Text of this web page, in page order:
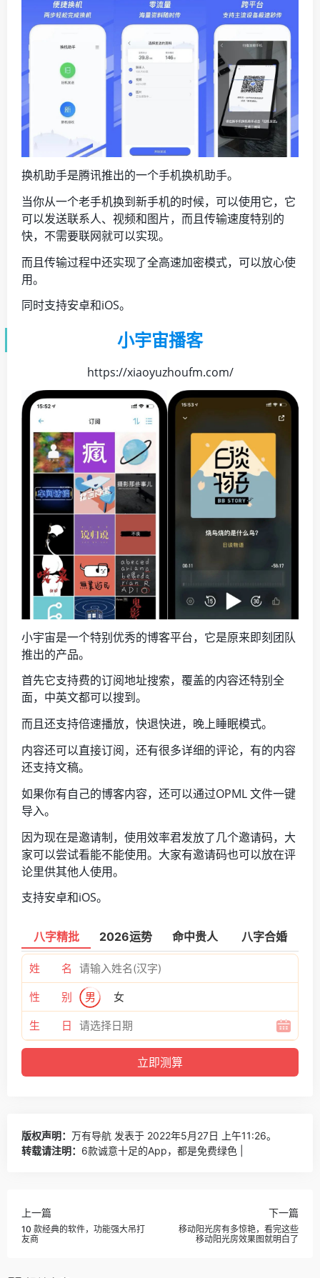
换机助手是腾讯推出的一个手机换机助手。
当你从一个老手机换到新手机的时候，可以使用它，它
可以发送联系人、视频和图片，而且传输速度特别的
快，不需要联网就可以实现。
而且传输过程中还实现了全高速加密模式，可以放心使
用。
同时支持安卓和iOS。
小宇宙播客
https://xiaoyuzhoufm.com/
小宇宙是一个特别优秀的博客平台，它是原来即刻团队
推出的产品。
首先它支持费的订阅地址搜索，覆盖的内容还特别全
面，中英文都可以搜到。
而且还支持倍速播放，快退快进，晚上睡眠模式。
内容还可以直接订阅，还有很多详细的评论，有的内容
还支持文稿。
如果你有自己的博客内容，还可以通过OPML 文件一键
导入。
因为现在是邀请制，使用效率君发放了几个邀请码，大
家可以尝试看能不能使用。大家有邀请码也可以放在评
论里供其他人使用。
支持安卓和iOS。
八字精批 2026运势 命中贵人 八字合婚
姓 名
性 别 男 女
生 日
版权声明： 万有导航 发表于 2022年5月27日 上午11:26。
转载请注明： 6款诚意十足的App，都是免费绿色 |
上一篇
10 款经典的软件，功能强大吊打
友商
下一篇
移动阳光房有多惊艳，看完这些
移动阳光房效果图就明白了